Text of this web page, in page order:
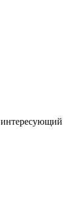
интересующий